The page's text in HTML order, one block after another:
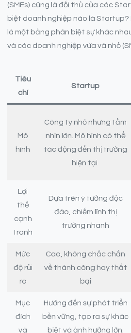
(SMEs) cũng là đối thủ của các
biệt doanh nghiệp nào là Startup?
là một bảng phân biệt sự khác
và các doanh nghiệp vừa và nhỏ
Tiêu
chí
Startup
Mô
hình
Công ty nhỏ nhưng tầm
nhìn lớn. Mô hình có thể
tác động đến thị trường
hiện tại
Lợi
thế
cạnh
tranh
Dựa trên ý tưởng độc
đáo, chiếm lĩnh thị
trường nhanh
Mức
độ rủi
ro
Cao, không chắc chắn
về thành công hay thất
bại
Mục
đích
và
Hướng đến sự phát triển
bền vững, tạo ra sự khác
biệt và ảnh hưởng lớn.